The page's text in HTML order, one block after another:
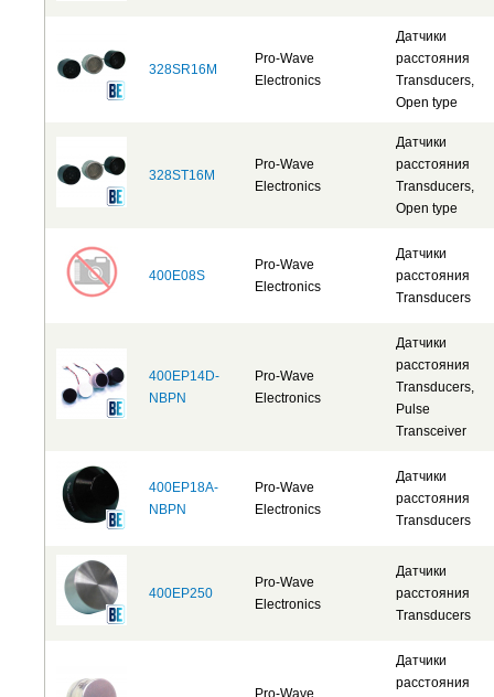
328SR16M
Pro-Wave
Electronics
Датчики
расстояния
Transducers,
Open type
328ST16M
Pro-Wave
Electronics
Датчики
расстояния
Transducers,
Open type
400E08S
Pro-Wave
Electronics
Датчики
расстояния
Transducers
400EP14D-
NBPN
Pro-Wave
Electronics
Датчики
расстояния
Transducers,
Pulse
Transceiver
400EP18A-
NBPN
Pro-Wave
Electronics
Датчики
расстояния
Transducers
400EP250
Pro-Wave
Electronics
Датчики
расстояния
Transducers
Pro-Wave
Датчики
расстояния